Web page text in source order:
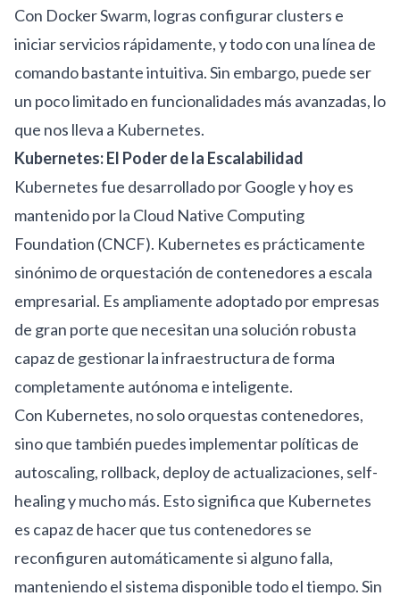
Con Docker Swarm, logras configurar clusters e
iniciar servicios rápidamente, y todo con una línea de
comando bastante intuitiva. Sin embargo, puede ser
un poco limitado en funcionalidades más avanzadas, lo
que nos lleva a Kubernetes.
Kubernetes: El Poder de la Escalabilidad
Kubernetes fue desarrollado por Google y hoy es
mantenido por la Cloud Native Computing
Foundation (CNCF). Kubernetes es prácticamente
sinónimo de orquestación de contenedores a escala
empresarial. Es ampliamente adoptado por empresas
de gran porte que necesitan una solución robusta
capaz de gestionar la infraestructura de forma
completamente autónoma e inteligente.
Con Kubernetes, no solo orquestas contenedores,
sino que también puedes implementar políticas de
autoscaling, rollback, deploy de actualizaciones, self-
healing y mucho más. Esto significa que Kubernetes
es capaz de hacer que tus contenedores se
reconfiguren automáticamente si alguno falla,
manteniendo el sistema disponible todo el tiempo. Sin